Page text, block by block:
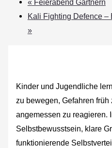
« Feierabend Gärtnern
Kali Fighting Defence –
»
Kinder und Jugendliche
zu bewegen, Gefahren früh
angemessen zu reagieren.
Selbstbewusstsein, klare
funktionierende